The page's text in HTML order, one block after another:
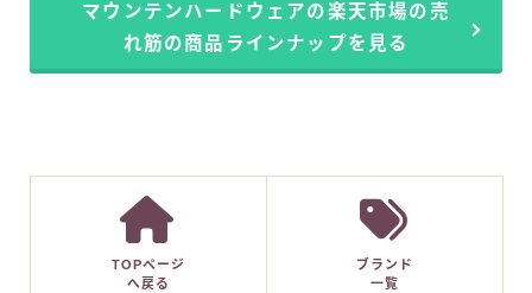
マウンテンハードウェアの楽天市場の売
れ筋の商品ラインナップを見る
TOPページ
へ戻る
ブランド
一覧